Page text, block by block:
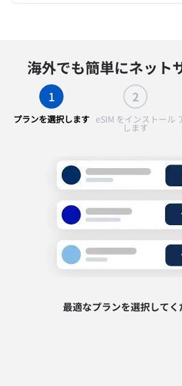
海外でも簡単にネット
1
プランを選択します
2
eSIM をインストール
します
最適なプランを選択してく